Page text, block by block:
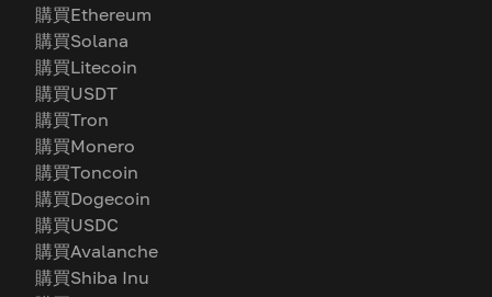
購買Ethereum
購買Solana
購買Litecoin
購買USDT
購買Tron
購買Monero
購買Toncoin
購買Dogecoin
購買USDC
購買Avalanche
購買Shiba Inu